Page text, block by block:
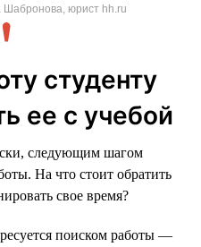
Шабронова, юрист hh.ru
студенту
ее с учебой
следующим шагом
На что стоит обратить
свое время?
поиском работы —